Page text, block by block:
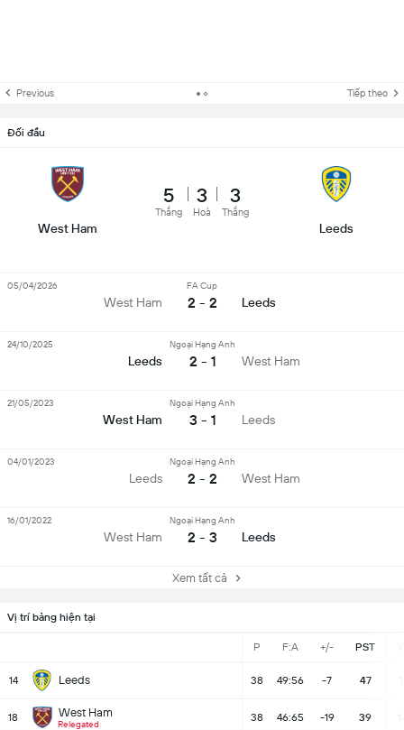
Vị trí bảng hiện tại
P F:A +/- PST
14 Leeds 38 49:56 -7 47
18 West Ham
Relegated
38 46:65 -19 39
Previous Tiếp theo
Đối đầu
West Ham
5
Thắng
3
Hoà
3
Thắng
Leeds
West Ham
FA Cup
2 - 2 Leeds
05/04/2026
Leeds
Ngoại Hạng Anh
2 - 1 West Ham
24/10/2025
West Ham
Ngoại Hạng Anh
3 - 1 Leeds
21/05/2023
Leeds
Ngoại Hạng Anh
2 - 2 West Ham
04/01/2023
West Ham
Ngoại Hạng Anh
2 - 3 Leeds
16/01/2022
Xem tất cả